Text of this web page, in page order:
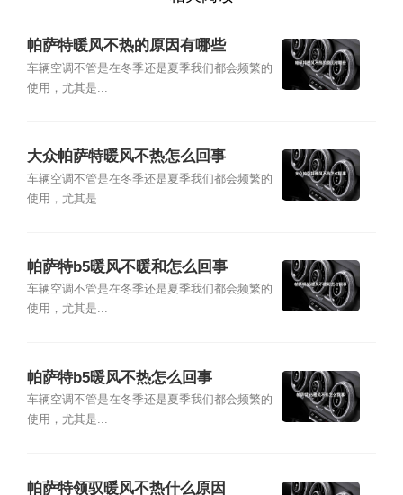
帕萨特暖风不热的原因有哪些
车辆空调不管是在冬季还是夏季我们都会频繁的
使用，尤其是...
大众帕萨特暖风不热怎么回事
车辆空调不管是在冬季还是夏季我们都会频繁的
使用，尤其是...
帕萨特b5暖风不暖和怎么回事
车辆空调不管是在冬季还是夏季我们都会频繁的
使用，尤其是...
帕萨特b5暖风不热怎么回事
车辆空调不管是在冬季还是夏季我们都会频繁的
使用，尤其是...
帕萨特领驭暖风不热什么原因